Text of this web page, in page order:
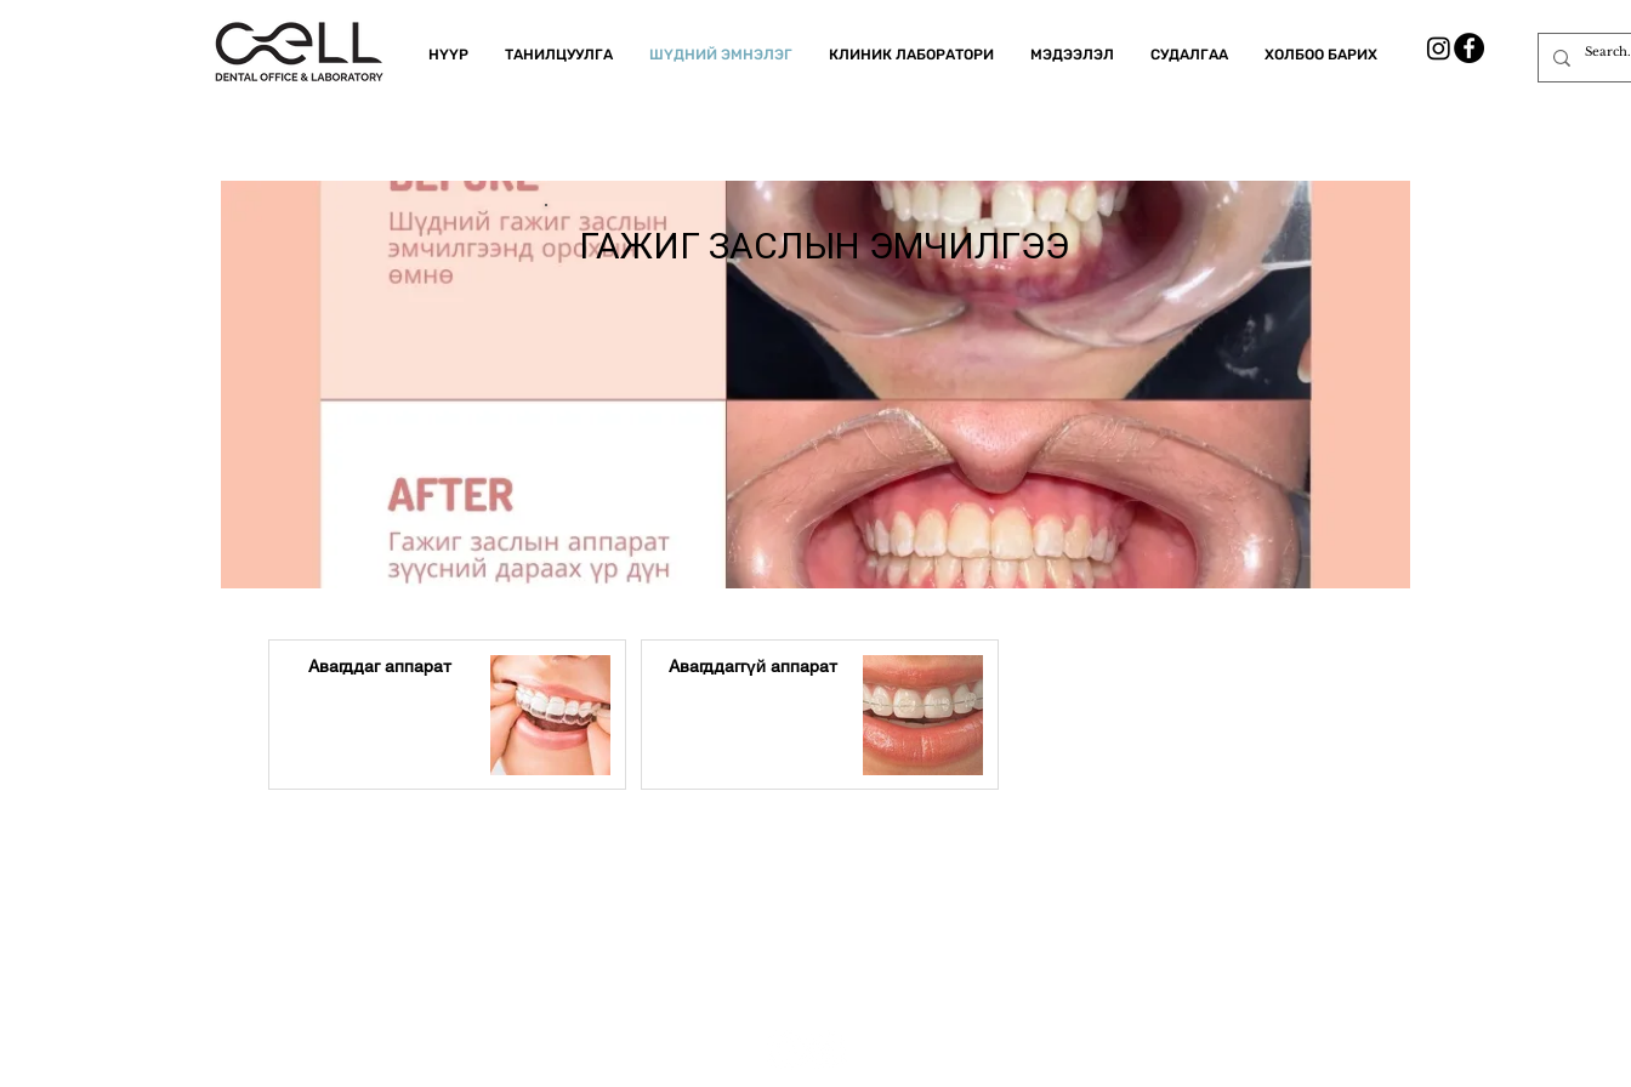
НҮҮР ТАНИЛЦУУЛГА ШҮДНИЙ ЭМНЭЛЭГ КЛИНИК ЛАБОРАТОРИ МЭДЭЭЛЭЛ СУДАЛГАА ХОЛБОО БАРИХ
ГАЖИГ ЗАСЛЫН ЭМЧИЛГЭЭ
Авагддаг аппарат Авагддаггүй аппарат